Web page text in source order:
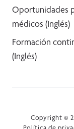
Oportunidades
médicos (Inglés)
Formación
(Inglés)
Copyright ©